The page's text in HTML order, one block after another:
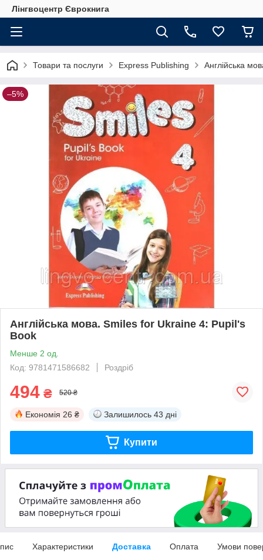
Лінгвоцентр Єврокнига
Товари та послуги Express Publishing Англійська
–5%
Англійська мова. Smiles for Ukraine 4: Pupil's
Book
Менше 2 од.
Код: 9781471586682
Роздріб
494 ₴ 520 ₴
Економія 26 ₴ Залишилось 43 дні
Купити
Характеристики Доставка Оплата Умови